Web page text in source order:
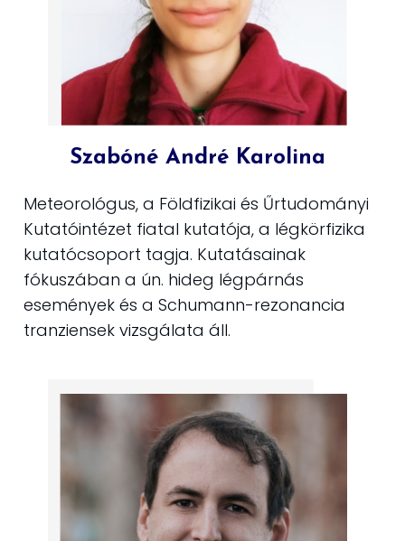
Szabóné André Karolina
Meteorológus, a Földfizikai és Űrtudományi
Kutatóintézet fiatal kutatója, a légkörfizika
kutatócsoport tagja. Kutatásainak
fókuszában a ún. hideg légpárnás
események és a Schumann-rezonancia
tranziensek vizsgálata áll.